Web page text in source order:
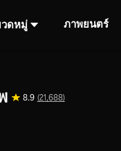
ดหมู่ ภาพยนตร์
8.9 (21,688)